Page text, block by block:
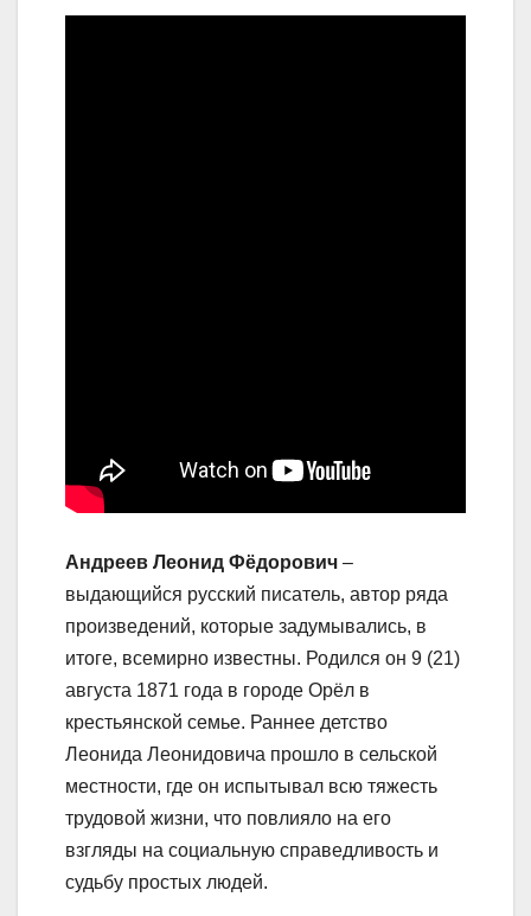
Андреев Леонид Фёдорович –
выдающийся русский писатель, автор ряда
произведений, которые задумывались, в
итоге, всемирно известны. Родился он 9 (21)
августа 1871 года в городе Орёл в
крестьянской семье. Раннее детство
Леонида Леонидовича прошло в сельской
местности, где он испытывал всю тяжесть
трудовой жизни, что повлияло на его
взгляды на социальную справедливость и
судьбу простых людей.